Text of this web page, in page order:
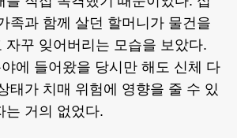
족과 함께 살던 할머니가 물건을
자꾸 잊어버리는 모습을 보았다.
에 들어왔을 당시만 해도 신체 다
태가 치매 위험에 영향을 줄 수 있
는 거의 없었다.